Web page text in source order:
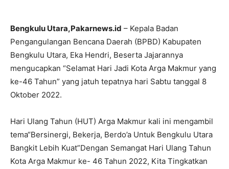
Bengkulu Utara,Pakarnews.id – Kepala Badan
Pengangulangan Bencana Daerah (BPBD) Kabupaten
Bengkulu Utara, Eka Hendri, Beserta Jajarannya
mengucapkan “Selamat Hari Jadi Kota Arga Makmur yang
ke-46 Tahun” yang jatuh tepatnya hari Sabtu tanggal 8
Oktober 2022.
Hari Ulang Tahun (HUT) Arga Makmur kali ini mengambil
tema“Bersinergi, Bekerja, Berdo’a Untuk Bengkulu Utara
Bangkit Lebih Kuat”Dengan Semangat Hari Ulang Tahun
Kota Arga Makmur ke- 46 Tahun 2022, Kita Tingkatkan